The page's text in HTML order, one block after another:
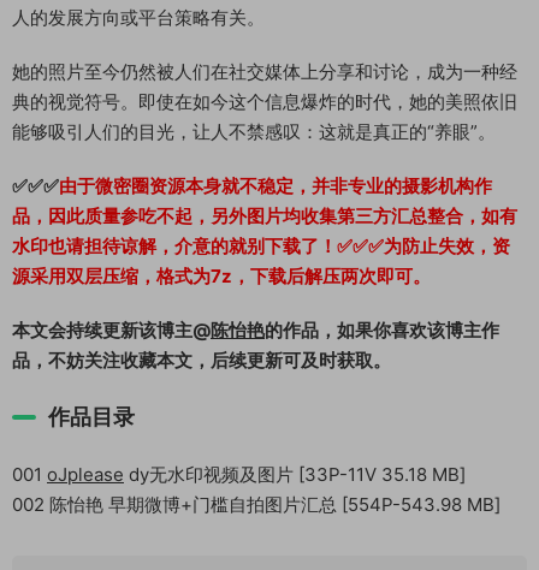
人的发展方向或平台策略有关。
她的照片至今仍然被人们在社交媒体上分享和讨论，成为一种经
典的视觉符号。即使在如今这个信息爆炸的时代，她的美照依旧
能够吸引人们的目光，让人不禁感叹：这就是真正的“养眼”。
✅✅✅由于微密圈资源本身就不稳定，并非专业的摄影机构作
品，因此质量参吃不起，另外图片均收集第三方汇总整合，如有
水印也请担待谅解，介意的就别下载了！✅✅✅为防止失效，资
源采用双层压缩，格式为7z，下载后解压两次即可。
本文会持续更新该博主@陈怡艳的作品，如果你喜欢该博主作
品，不妨关注收藏本文，后续更新可及时获取。
作品目录
001 oJplease dy无水印视频及图片 [33P-11V 35.18 MB]
002 陈怡艳 早期微博+门槛自拍图片汇总 [554P-543.98 MB]